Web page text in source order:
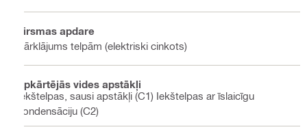
Virsmas apdare
Pārklājums telpām (elektriski cinkots)
Apkārtējās vides apstākļi
Iekštelpas, sausi apstākļi (C1) Iekštelpas ar īslaicīgu
kondensāciju (C2)